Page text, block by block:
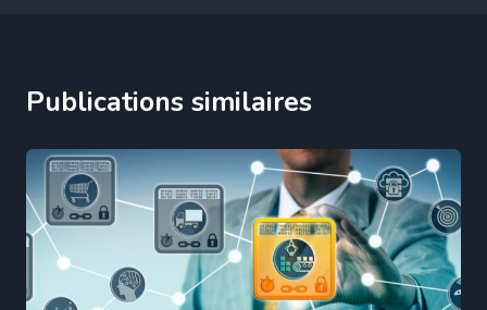
Publications similaires